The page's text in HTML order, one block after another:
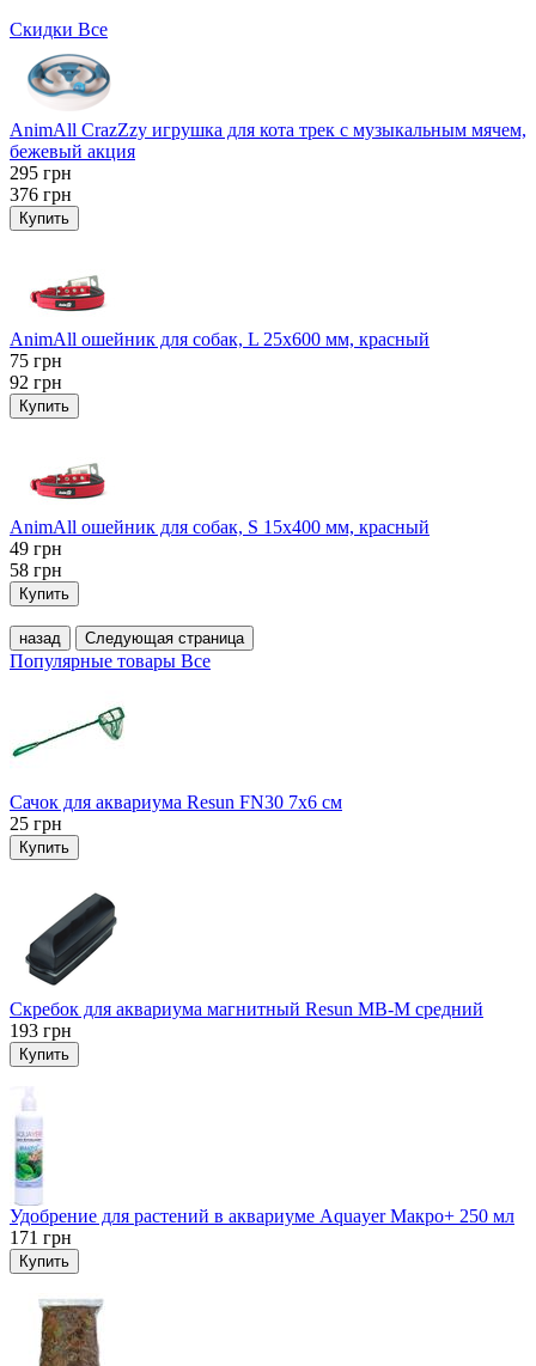
Скидки Все
AnimAll CrazZzy игрушка для кота трек с музыкальным мячем,
бежевый акция
295 грн
376 грн
Купить
AnimAll ошейник для собак, L 25x600 мм, красный
75 грн
92 грн
Купить
AnimAll ошейник для собак, S 15х400 мм, красный
49 грн
58 грн
Купить
назад Следующая страница
Популярные товары Все
Сачок для аквариума Resun FN30 7х6 см
25 грн
Купить
Скребок для аквариума магнитный Resun MB-M средний
193 грн
Купить
Удобрение для растений в аквариуме Aquayer Макро+ 250 мл
171 грн
Купить